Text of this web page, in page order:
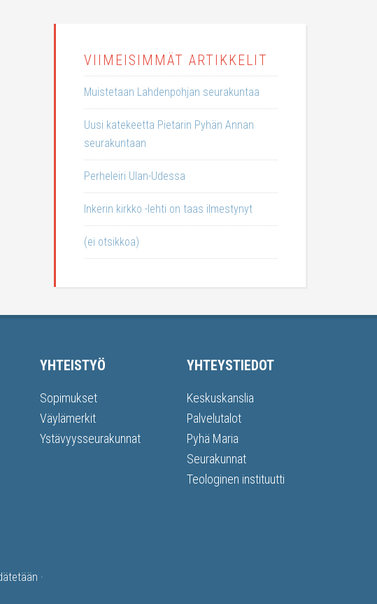
VIIMEISIMMÄT ARTIKKELIT
Muistetaan Lahdenpohjan seurakuntaa
Uusi katekeetta Pietarin Pyhän Annan
seurakuntaan
Perheleiri Ulan-Udessa
Inkerin kirkko -lehti on taas ilmestynyt
(ei otsikkoa)
YHTEISTYÖ
Sopimukset
Väylämerkit
Ystävyysseurakunnat
YHTEYSTIEDOT
Keskuskanslia
Palvelutalot
Pyhä Maria
Seurakunnat
Teologinen instituutti
·